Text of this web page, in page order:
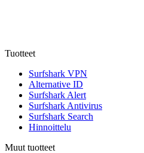
Tuotteet
Surfshark VPN
Alternative ID
Surfshark Alert
Surfshark Antivirus
Surfshark Search
Hinnoittelu
Muut tuotteet